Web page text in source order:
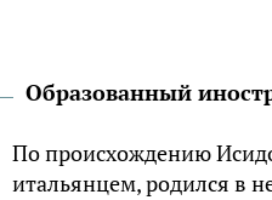
Образованный
По происхождению
итальянцем, родился в